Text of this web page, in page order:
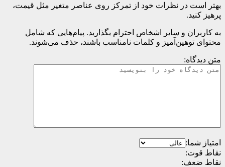
بهتر است در نظرات خود از تمرکز روی عناصر متغیر مثل قیمت،
پرهیز کنید.
به کاربران و سایر اشخاص احترام بگذارید. پیام‌هایی که شامل
محتوای توهین‌آمیز و کلمات نامناسب باشند، حذف می‌شوند.
متن دیدگاه:
امتیاز شما:
نقاط قوت:
نقاط ضعف: